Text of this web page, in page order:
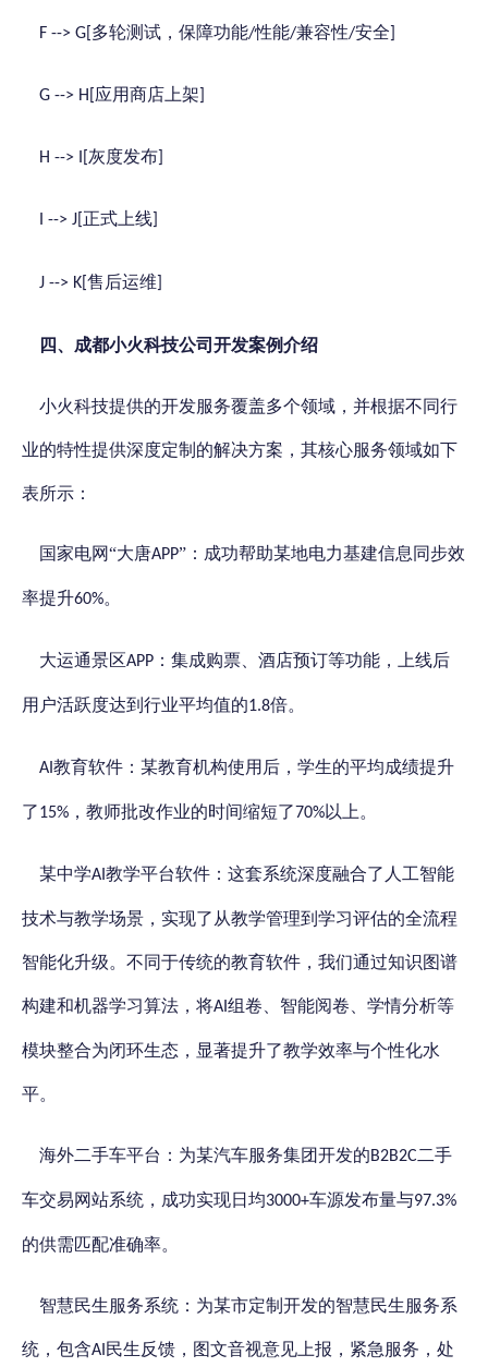
F --> G[ 多轮测试 ，保障功能/性能/兼容性/安全
G --> H[ 应用商店上架
H --> I[ 灰度发布
I --> J[ 正式上线
J --> K[ 售后运维
四、成都小火科技公司开发案例介绍
小火科技提供的开发服务覆盖多个领域，并根据不同行
业的特性提供深度定制的解决方案，其核心服务领域如下
表所示：
国家电网“大唐APP”：成功帮助某地电力基建信息同步效
率提升60%。
大运通景区APP ：集成购票、酒店预订等功能，上线后
用户活跃度达到行业平均值的1.8倍。
AI 教育软件：某教育机构使用后，学生的平均成绩提升
了15% ，教师批改作业的时间缩短了70%以上。
某中学AI 教学平台软件：这套系统深度融合了人工智能
技术与教学场景，实现了从教学管理到学习评估的全流程
智能化升级。不同于传统的教育软件，我们通过知识图谱
构建和机器学习算法，将AI 组卷、智能阅卷、学情分析等
模块整合为闭环生态，显著提升了教学效率与个性化水
平。
海外二手车平台：为某汽车服务集团开发的B2B2C二手
车交易网站系统，成功实现日均3000+车源发布量与97.3%
的供需匹配准确率。
智慧民生服务系统：为某市定制开发的智慧民生服务系
统，包含AI 民生反馈，图文音视意见上报，紧急服务，处